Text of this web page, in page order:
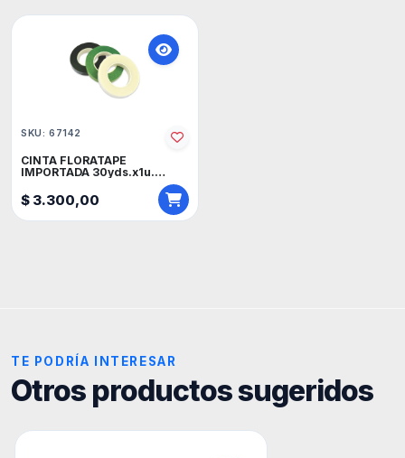
SKU: 67142
CINTA FLORATAPE
IMPORTADA 30yds.x1u.
$ 3.300,00
TE PODRÍA INTERESAR
Otros productos sugeridos